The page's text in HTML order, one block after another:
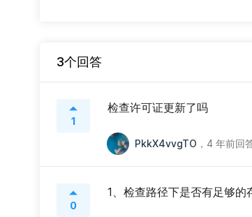
3个回答
1
检查许可证更新了吗
PkkX4vvgTO ， 4 年前回
0
1、检查路径下是否有足够的